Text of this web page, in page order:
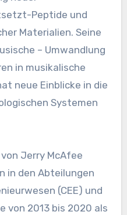
Peptide und
Materialien. Seine
– Umwandlung
in musikalische
neue Einblicke in die
Systemen
Jerry McAfee
in den Abteilungen
(CEE) und
von 2013 bis 2020 als